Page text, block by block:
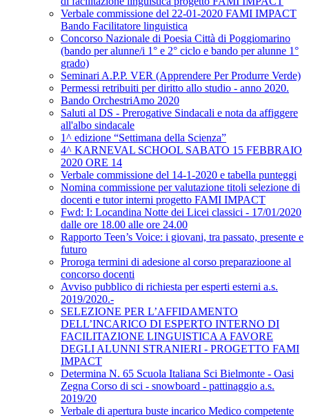
Verbale commissione del 22-01-2020 FAMI IMPACT
Bando Facilitatore linguistica
Concorso Nazionale di Poesia Città di Poggiomarino
(bando per alunne/i 1° e 2° ciclo e bando per alunne 1°
grado)
Seminari A.P.P. VER (Apprendere Per Produrre Verde)
Permessi retribuiti per diritto allo studio - anno 2020.
Bando OrchestriAmo 2020
Saluti al DS - Prerogative Sindacali e nota da affiggere
all'albo sindacale
1^ edizione “Settimana della Scienza”
4^ KARNEVAL SCHOOL SABATO 15 FEBBRAIO
2020 ORE 14
Verbale commissione del 14-1-2020 e tabella punteggi
Nomina commissione per valutazione titoli selezione di
docenti e tutor interni progetto FAMI IMPACT
Fwd: I: Locandina Notte dei Licei classici - 17/01/2020
dalle ore 18.00 alle ore 24.00
Rapporto Teen’s Voice: i giovani, tra passato, presente e
futuro
Proroga termini di adesione al corso preparazioone al
concorso docenti
Avviso pubblico di richiesta per esperti esterni a.s.
2019/2020.-
SELEZIONE PER L’AFFIDAMENTO
DELL’INCARICO DI ESPERTO INTERNO DI
FACILITAZIONE LINGUISTICA A FAVORE
DEGLI ALUNNI STRANIERI - PROGETTO FAMI
IMPACT
Determina N. 65 Scuola Italiana Sci Bielmonte - Oasi
Zegna Corso di sci - snowboard - pattinaggio a.s.
2019/20
Verbale di apertura buste incarico Medico competente